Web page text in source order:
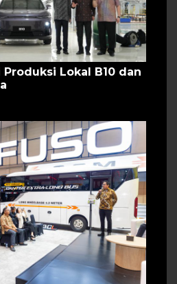
Lokal B10 dan